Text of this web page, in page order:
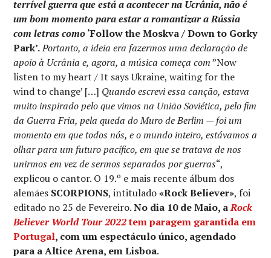
terrível guerra que está a acontecer na Ucrânia, não é
um bom momento para estar a romantizar a Rússia
com letras como‘Follow the Moskva / Down to Gorky
Park’. Portanto, a ideia era fazermos uma declaração de
apoio à Ucrânia e, agora, a música começa com”Now
listen to my heart / It says Ukraine, waiting for the
wind to change’ […] Quando escrevi essa canção, estava
muito inspirado pelo que vimos na União Soviética, pelo fim
da Guerra Fria, pela queda do Muro de Berlim — foi um
momento em que todos nós, e o mundo inteiro, estávamos a
olhar para um futuro pacífico, em que se tratava de nos
unirmos em vez de sermos separados por guerras“,
explicou o cantor. O 19.º e mais recente álbum dos
alemães SCORPIONS, intitulado«Rock Believer», foi
editado no 25 de Fevereiro.No dia 10 de Maio, aRock
Believer World Tour 2022tem paragem garantida em
Portugal, com um espectáculo único, agendado
para a Altice Arena, em Lisboa.